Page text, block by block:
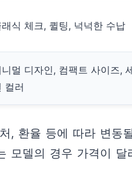
래식 체크, 퀼팅, 넉넉한 수납
니멀 디자인, 컴팩트 사이즈,
컬러
, 환율 등에 따라 변동
모델의 경우 가격이 달